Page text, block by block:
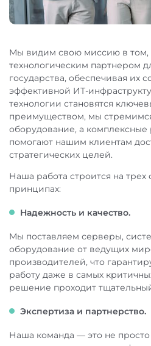
Мы видим свою миссию в том,
технологическим партнером
государства, обеспечивая их
эффективной ИТ-
технологии становятся
преимуществом, мы
оборудование, а
помогают нашим клиентам
стратегических целей.
Наша работа строится на
принципах:
Надежность и качество.
Мы поставляем серверы,
оборудование от ведущих
производителей, что
работу даже в самых
решение проходит
Экспертиза и партнерство.
Наша команда — это не